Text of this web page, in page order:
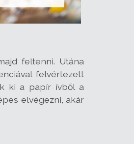
feltenni. Utána
felvértezett
ki a papír ívből a
elvégezni, akár